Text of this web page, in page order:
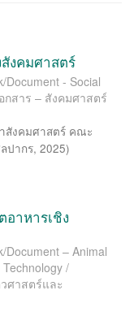
งคมศาสตร์
Document - Social
กสาร – สังคมศาสตร์
สังคมศาสตร์ คณะ
ปากร, 2025)
อาหารเชิง
Document – Animal
/
ศาสตร์และ